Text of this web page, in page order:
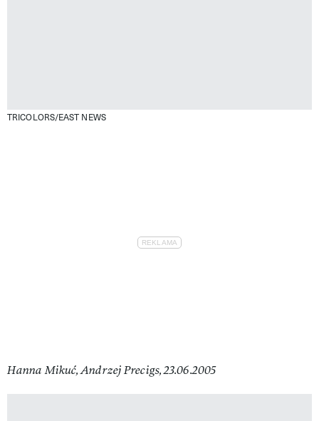
TRICOLORS/EAST NEWS
Hanna Mikuć, Andrzej Precigs, 23.06.2005